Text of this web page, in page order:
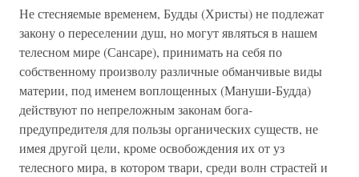
Не стесняемые временем, Будды (Христы) не подлежат
закону о переселении душ, но могут являться в нашем
телесном мире (Сансаре), принимать на себя по
собственному произволу различные обманчивые виды
материи, под именем воплощенных (Мануши-Будда)
действуют по непреложным законам бога-
предупредителя для пользы органических существ, не
имея другой цели, кроме освобождения их от уз
телесного мира, в котором твари, среди волн страстей и